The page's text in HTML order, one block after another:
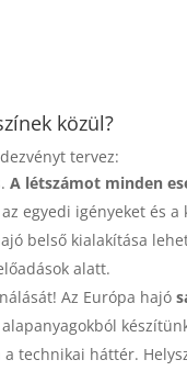
közül?
tervez:
A létszámot minden
egyedi igényeket és a
belső kialakítása
alatt.
Az Európa hajó
technikai háttér.